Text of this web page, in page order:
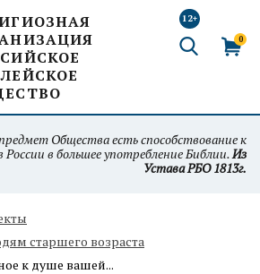
12+
0
Общества есть способствование к
России в большее употребление Библии.Из
Устава РБО 1813г.
старшего возраста
к душе вашей...